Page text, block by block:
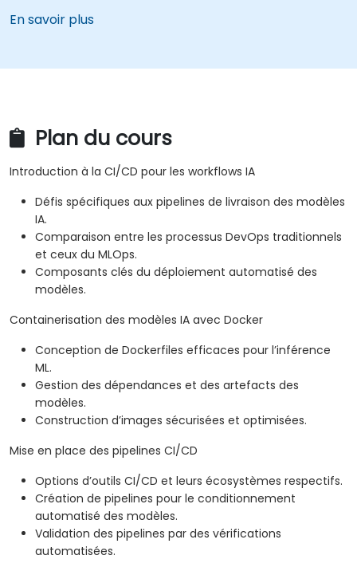
En savoir plus
Plan du cours
Introduction à la CI/CD pour les workflows IA
Défis spécifiques aux pipelines de livraison des modèles
IA.
Comparaison entre les processus DevOps traditionnels
et ceux du MLOps.
Composants clés du déploiement automatisé des
modèles.
Containerisation des modèles IA avec Docker
Conception de Dockerfiles efficaces pour l’inférence
ML.
Gestion des dépendances et des artefacts des
modèles.
Construction d’images sécurisées et optimisées.
Mise en place des pipelines CI/CD
Options d’outils CI/CD et leurs écosystèmes respectifs.
Création de pipelines pour le conditionnement
automatisé des modèles.
Validation des pipelines par des vérifications
automatisées.